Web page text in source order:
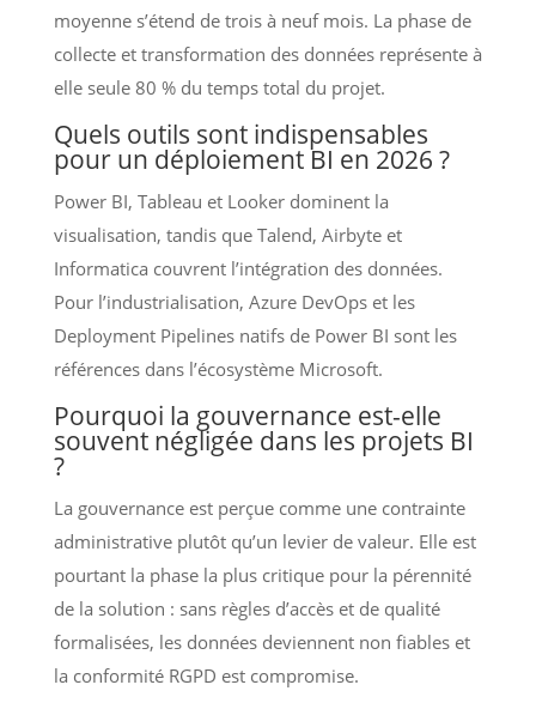
moyenne s’étend de trois à neuf mois. La phase de
collecte et transformation des données représente à
elle seule 80 % du temps total du projet.
Quels outils sont indispensables
pour un déploiement BI en 2026 ?
Power BI, Tableau et Looker dominent la
visualisation, tandis que Talend, Airbyte et
Informatica couvrent l’intégration des données.
Pour l’industrialisation, Azure DevOps et les
Deployment Pipelines natifs de Power BI sont les
références dans l’écosystème Microsoft.
Pourquoi la gouvernance est-elle
souvent négligée dans les projets BI
?
La gouvernance est perçue comme une contrainte
administrative plutôt qu’un levier de valeur. Elle est
pourtant la phase la plus critique pour la pérennité
de la solution : sans règles d’accès et de qualité
formalisées, les données deviennent non fiables et
la conformité RGPD est compromise.